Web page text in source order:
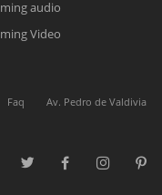
audio
Video
Faq
Av. Pedro de Valdivia